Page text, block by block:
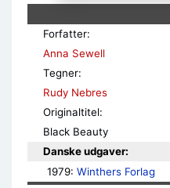
Forfatter:
Anna Sewell
Tegner:
Rudy Nebres
Originaltitel:
Black Beauty
Danske udgaver:
1979: Winthers Forlag